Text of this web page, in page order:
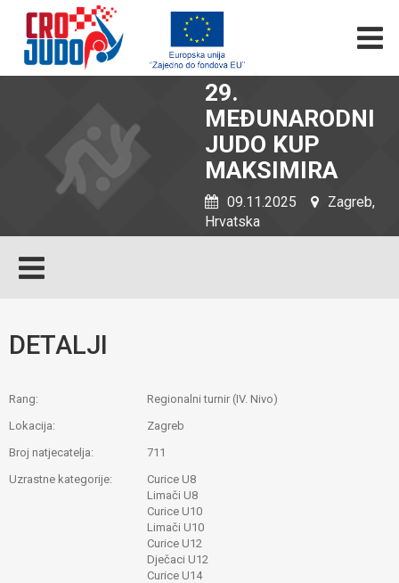
29.
MEĐUNARODNI
JUDO KUP
MAKSIMIRA
09.11.2025
Zagreb,
Hrvatska
DETALJI
Rang:
Regionalni turnir (IV. Nivo)
Lokacija:
Zagreb
Broj natjecatelja:
711
Uzrastne kategorije:
Curice U8
Limači U8
Curice U10
Limači U10
Curice U12
Dječaci U12
Curice U14